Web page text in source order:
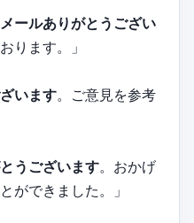
メールありがとうござい
ります。」
います。ご意見を参考
うございます。おかげ
ができました。」